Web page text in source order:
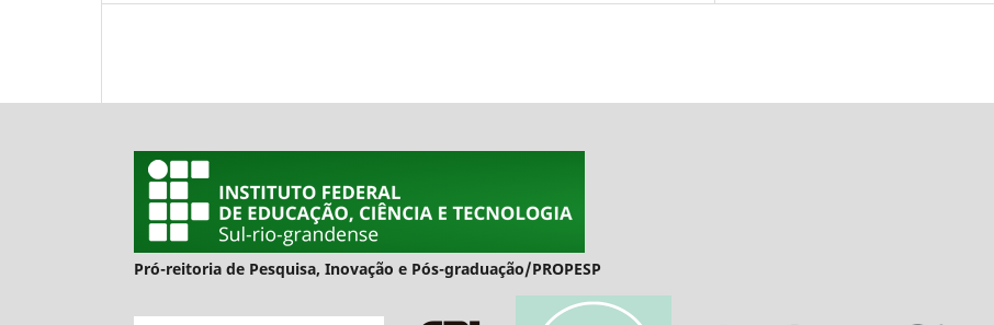
Pró-reitoria de Pesquisa, Inovação e Pós-graduação/PROPESP